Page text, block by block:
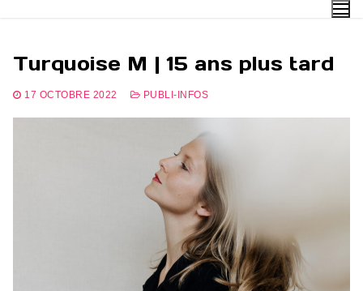
Turquoise M | 15 ans plus tard
17 OCTOBRE 2022 PUBLI-INFOS